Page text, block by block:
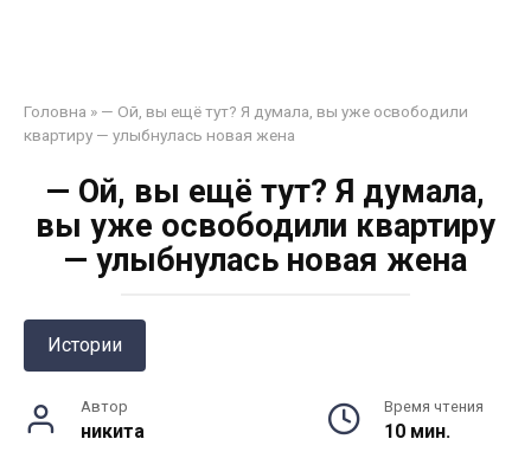
Головна » — Ой, вы ещё тут? Я думала, вы уже освободили
квартиру — улыбнулась новая жена
— Ой, вы ещё тут? Я думала,
вы уже освободили квартиру
— улыбнулась новая жена
Истории
Автор
никита
Время чтения
10 мин.